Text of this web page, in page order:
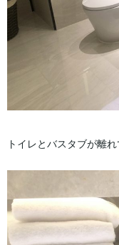
トイレとバスタブが離